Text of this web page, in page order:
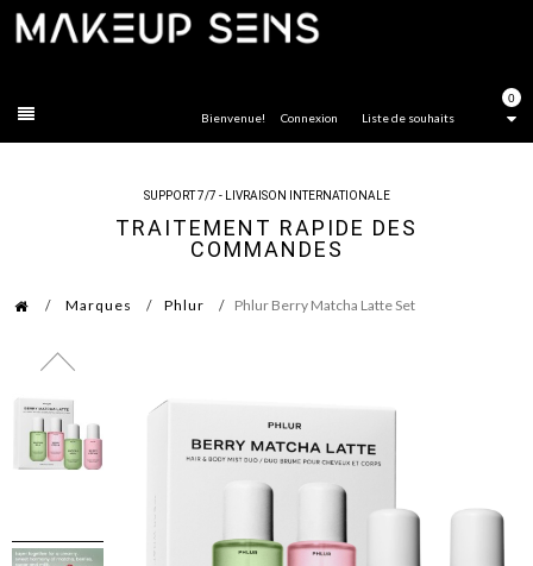
0
Liste de souhaits
Bienvenue! Connexion
SUPPORT 7/7 - LIVRAISON INTERNATIONALE
TRAITEMENT RAPIDE DES
COMMANDES
Marques Phlur Phlur Berry Matcha Latte Set